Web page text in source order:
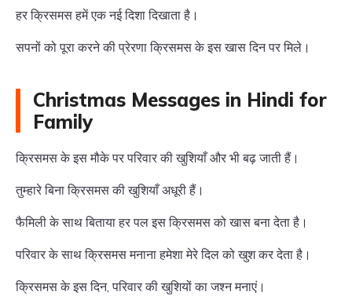
हर क्रिसमस हमें एक नई दिशा दिखाता है।
सपनों को पूरा करने की प्रेरणा क्रिसमस के इस खास दिन पर मिले।
Christmas Messages in Hindi for
Family
क्रिसमस के इस मौके पर परिवार की खुशियाँ और भी बढ़ जाती हैं।
तुम्हारे बिना क्रिसमस की खुशियाँ अधूरी हैं।
फैमिली के साथ बिताया हर पल इस क्रिसमस को खास बना देता है।
परिवार के साथ क्रिसमस मनाना हमेशा मेरे दिल को खुश कर देता है।
क्रिसमस के इस दिन, परिवार की खुशियों का जश्न मनाएं।